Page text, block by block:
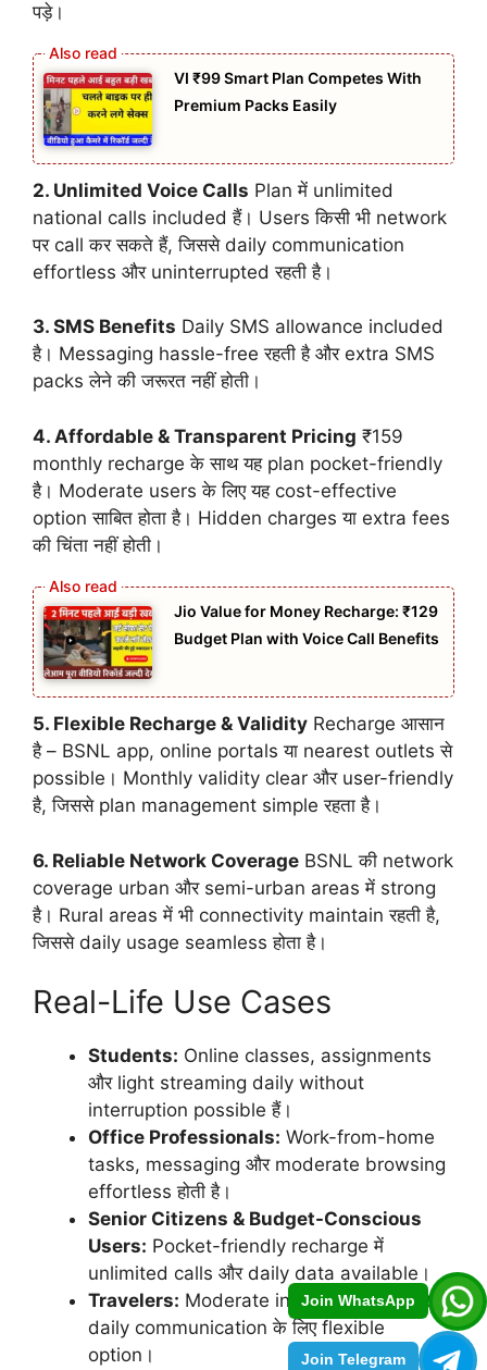
Join WhatsApp
Join Telegram
पड़े।
VI ₹99 Smart Plan Competes With
Premium Packs Easily
2. Unlimited Voice Calls Plan में unlimited
national calls included हैं। Users किसी भी network
पर call कर सकते हैं, जिससे daily communication
effortless और uninterrupted रहती है।
3. SMS Benefits Daily SMS allowance included
है। Messaging hassle-free रहती है और extra SMS
packs लेने की जरूरत नहीं होती।
4. Affordable & Transparent Pricing ₹159
monthly recharge के साथ यह plan pocket-friendly
है। Moderate users के लिए यह cost-effective
option साबित होता है। Hidden charges या extra fees
की चिंता नहीं होती।
Jio Value for Money Recharge: ₹129
Budget Plan with Voice Call Benefits
5. Flexible Recharge & Validity Recharge आसान
है – BSNL app, online portals या nearest outlets से
possible। Monthly validity clear और user-friendly
है, जिससे plan management simple रहता है।
6. Reliable Network Coverage BSNL की network
coverage urban और semi-urban areas में strong
है। Rural areas में भी connectivity maintain रहती है,
जिससे daily usage seamless होता है।
Real-Life Use Cases
Students: Online classes, assignments
और light streaming daily without
interruption possible हैं।
Office Professionals: Work-from-home
tasks, messaging और moderate browsing
effortless होती है।
Senior Citizens & Budget-Conscious
Users: Pocket-friendly recharge में
unlimited calls और daily data available।
Travelers: Moderate internet usage और
daily communication के लिए flexible
option।